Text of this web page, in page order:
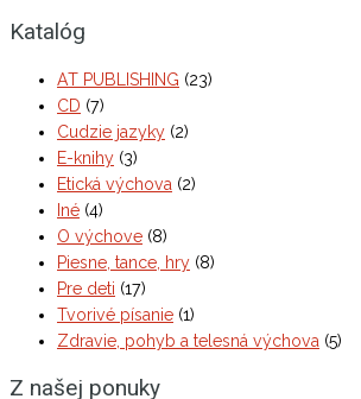
Katalóg
AT PUBLISHING (23)
CD (7)
Cudzie jazyky (2)
E-knihy (3)
Etická výchova (2)
Iné (4)
O výchove (8)
Piesne, tance, hry (8)
Pre deti (17)
Tvorivé písanie (1)
Zdravie, pohyb a telesná výchova (5)
Z našej ponuky